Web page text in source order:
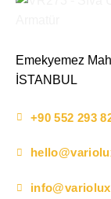
Emekyemez
İSTANBUL
+90 552 293